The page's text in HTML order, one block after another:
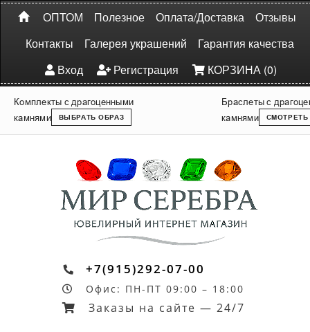
ОПТОМ Полезное Оплата/Доставка
Отзывы
Контакты
Галерея украшений
Гарантия качества
Вход
Регистрация КОРЗИНА (0)
Комплекты с драгоценными
камнями
ВЫБРАТЬ ОБРАЗ
Браслеты с
камнями
СМОТРЕТЬ
+7(915)292-07-00
Офис: ПН-ПТ 09:00 – 18:00
Заказы на сайте — 24/7